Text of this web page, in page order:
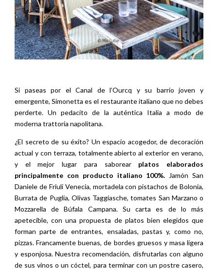
Si paseas por el Canal de l’Ourcq y su barrio joven y
emergente, Simonetta es el restaurante italiano que no debes
perderte. Un pedacito de la auténtica Italia a modo de
moderna trattoria napolitana.
¿El secreto de su éxito? Un espacio acogedor, de decoración
actual y con terraza, totalmente abierto al exterior en verano,
y el mejor lugar para saborear platos elaborados
principalmente con producto italiano 100%. Jamón San
Daniele de Friuli Venecia, mortadela con pistachos de Bolonia,
Burrata de Puglia, Olivas Taggiasche, tomates San Marzano o
Mozzarella de Búfala Campana. Su carta es de lo más
apetecible, con una propuesta de platos bien elegidos que
forman parte de entrantes, ensaladas, pastas y, como no,
pizzas. Francamente buenas, de bordes gruesos y masa ligera
y esponjosa. Nuestra recomendación, disfrutarlas con alguno
de sus vinos o un cóctel, para terminar con un postre casero,